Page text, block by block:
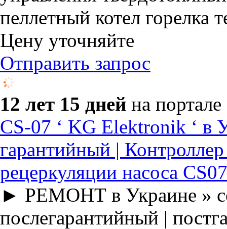
пеллетный котел горелка
Цену уточняйте
Отправить запрос
12 лет 15 дней на портале
CS-07 ‘ KG Elektronik ‘
гарантийный |
рецеркуляции насоса
► РЕМОНТ в Украине »
послегарантийный |